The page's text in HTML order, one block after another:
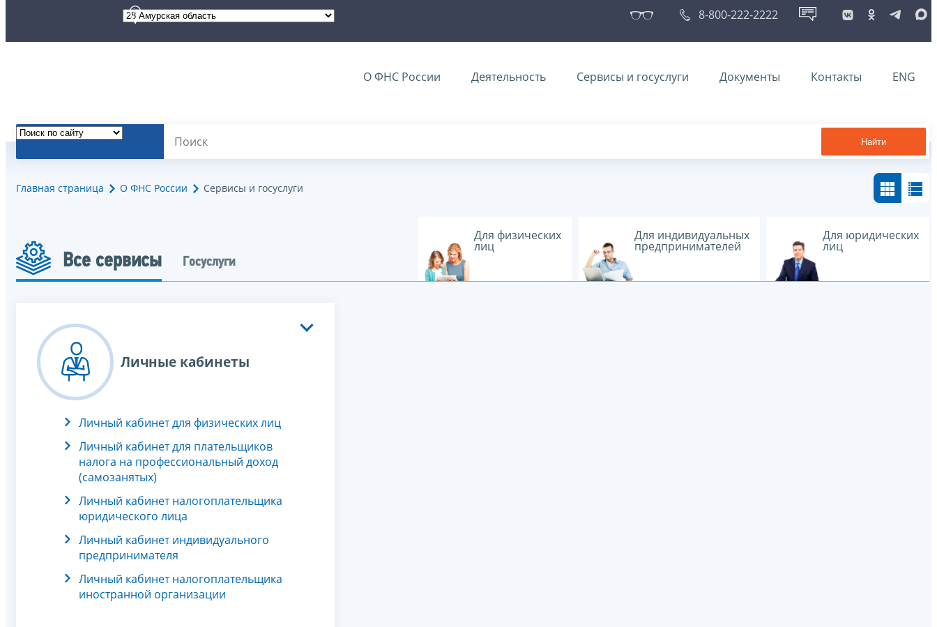
8-800-222-2222
О ФНС России Деятельность Сервисы и госуслуги Документы Контакты ENG
Найти
Главная страница О ФНС России Сервисы и госуслуги
Все сервисы Госуслуги
Для физических
лиц
Для индивидуальных
предпринимателей
Для юридических
лиц
Личные кабинеты
Личный кабинет для физических лиц
Личный кабинет для плательщиков
налога на профессиональный доход
(самозанятых)
Личный кабинет налогоплательщика
юридического лица
Личный кабинет индивидуального
предпринимателя
Личный кабинет налогоплательщика
иностранной организации